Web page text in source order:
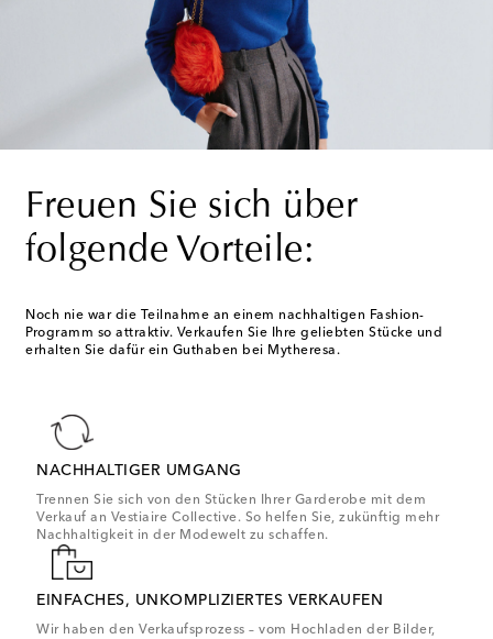
Freuen Sie sich über
folgende Vorteile:
Noch nie war die Teilnahme an einem nachhaltigen Fashion-
Programm so attraktiv. Verkaufen Sie Ihre geliebten Stücke und
erhalten Sie dafür ein Guthaben bei Mytheresa.
NACHHALTIGER UMGANG
Trennen Sie sich von den Stücken Ihrer Garderobe mit dem
Verkauf an Vestiaire Collective. So helfen Sie, zukünftig mehr
Nachhaltigkeit in der Modewelt zu schaffen.
EINFACHES, UNKOMPLIZIERTES VERKAUFEN
Wir haben den Verkaufsprozess – vom Hochladen der Bilder,